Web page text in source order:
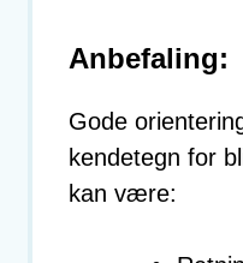
Anbefaling:
Gode
kendetegn for
kan være: